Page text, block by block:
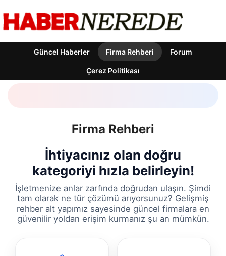
Güncel Haberler Firma Rehberi Forum
Çerez Politikası
Firma Rehberi
İhtiyacınız olan doğru
kategoriyi hızla belirleyin!
İşletmenize anlar zarfında doğrudan ulaşın. Şimdi
tam olarak ne tür çözümü arıyorsunuz? Gelişmiş
rehber alt yapımız sayesinde güncel firmalara en
güvenilir yoldan erişim kurmanız şu an mümkün.